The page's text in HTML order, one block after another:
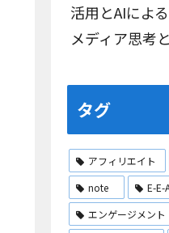
活用とAIによ
メディア思考
タグ
アフィリエイト
note
E-E-
エンゲージメント